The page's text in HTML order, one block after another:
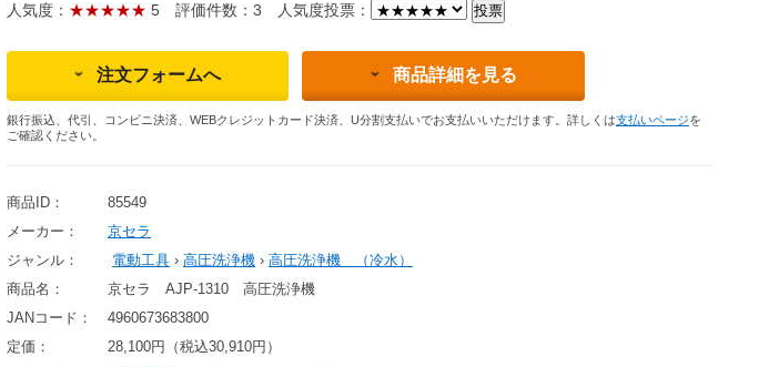
人気度： ★★★★★ 5 評価件数：3 人気度投票：
注文フォームへ 商品詳細を見る
銀行振込、代引、コンビニ決済、WEBクレジットカード決済、U分割支払いでお支払いいただけます。詳しくは支払いページを
ご確認ください。
商品ID：
85549
メーカー：
京セラ
ジャンル：
電動工具 › 高圧洗浄機 › 高圧洗浄機 （冷水）
商品名：
京セラ AJP-1310 高圧洗浄機
JANコード：
4960673683800
定価：
28,100円（税込30,910円）